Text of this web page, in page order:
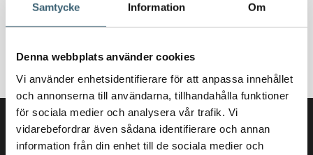
Samtycke Information Om
Denna webbplats använder cookies
Vi använder enhetsidentifierare för att anpassa innehållet
och annonserna till användarna, tillhandahålla funktioner
för sociala medier och analysera vår trafik. Vi
vidarebefordrar även sådana identifierare och annan
information från din enhet till de sociala medier och
AdBluetank
Inga produkter hittades som motsvarar ditt val.